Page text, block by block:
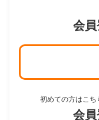
会
初めての方はこち
会